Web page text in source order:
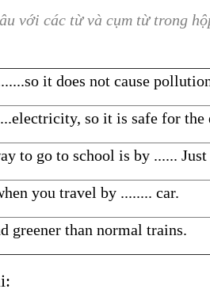
với các từ và cụm từ trong
it does not cause
so it is safe for the
to go to school is by ......
you travel by ........ car.
greener than normal trains.